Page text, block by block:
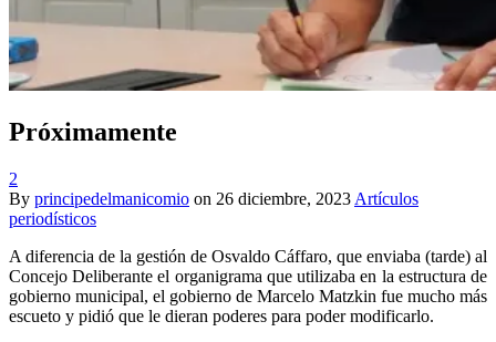
Próximamente
2
By principedelmanicomio on 26 diciembre, 2023 Artículos
periodísticos
A diferencia de la gestión de Osvaldo Cáffaro, que enviaba (tarde) al
Concejo Deliberante el organigrama que utilizaba en la estructura de
gobierno municipal, el gobierno de Marcelo Matzkin fue mucho más
escueto y pidió que le dieran poderes para poder modificarlo.